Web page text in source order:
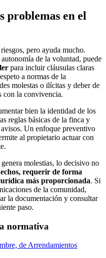
problemas en el
pero ayuda mucho.
de la voluntad, puede
para incluir cláusulas claras
a normas de la
molestas o ilícitas y deber de
con la convivencia.
bien la identidad de los
reglas básicas de la finca y
Un enfoque preventivo
al propietario actuar con
molestias, lo decisivo no
requerir de forma
más proporcionada. Si
de la comunidad,
la documentación y consultar
paso.
normativa
de Arrendamientos